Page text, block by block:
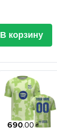
В корзину
690.00 ₴